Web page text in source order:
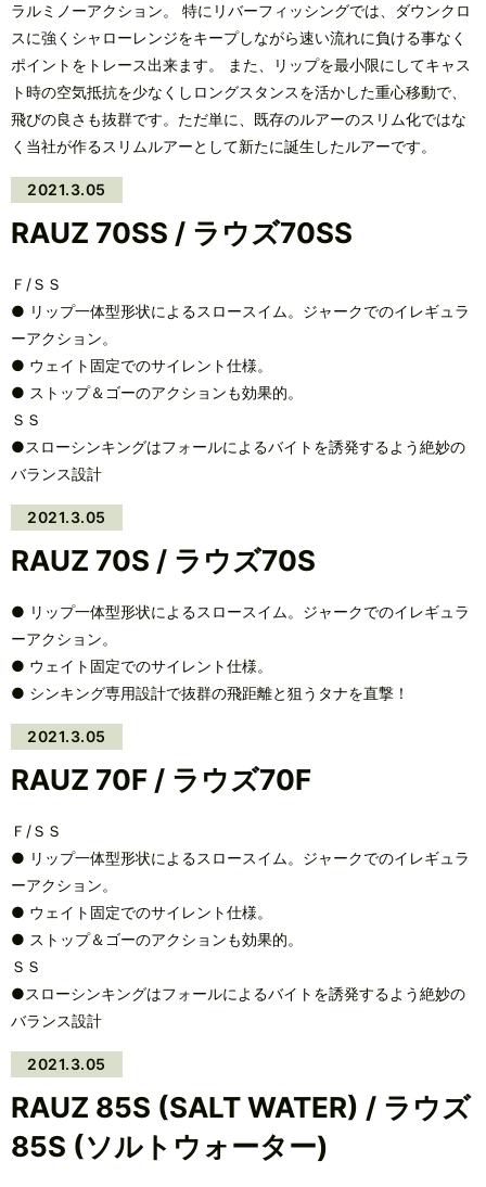
ラルミノーアクション。 特にリバーフィッシングでは、ダウンクロ
スに強くシャローレンジをキープしながら速い流れに負ける事なく
ポイントをトレース出来ます。 また、リップを最小限にしてキャス
ト時の空気抵抗を少なくしロングスタンスを活かした重心移動で、
飛びの良さも抜群です。ただ単に、既存のルアーのスリム化ではな
く当社が作るスリムルアーとして新たに誕生したルアーです。
2021.3.05
RAUZ 70SS / ラウズ70SS
Ｆ/ＳＳ
● リップ一体型形状によるスロースイム。ジャークでのイレギュラ
ーアクション。
● ウェイト固定でのサイレント仕様。
● ストップ＆ゴーのアクションも効果的。
ＳＳ
●スローシンキングはフォールによるバイトを誘発するよう絶妙の
バランス設計
2021.3.05
RAUZ 70S / ラウズ70S
● リップ一体型形状によるスロースイム。ジャークでのイレギュラ
ーアクション。
● ウェイト固定でのサイレント仕様。
● シンキング専用設計で抜群の飛距離と狙うタナを直撃！
2021.3.05
RAUZ 70F / ラウズ70F
Ｆ/ＳＳ
● リップ一体型形状によるスロースイム。ジャークでのイレギュラ
ーアクション。
● ウェイト固定でのサイレント仕様。
● ストップ＆ゴーのアクションも効果的。
ＳＳ
●スローシンキングはフォールによるバイトを誘発するよう絶妙の
バランス設計
2021.3.05
RAUZ 85S (SALT WATER) / ラウズ
85S (ソルトウォーター)